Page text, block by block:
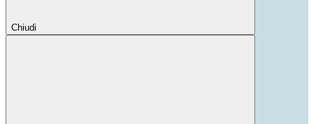
Chiudi